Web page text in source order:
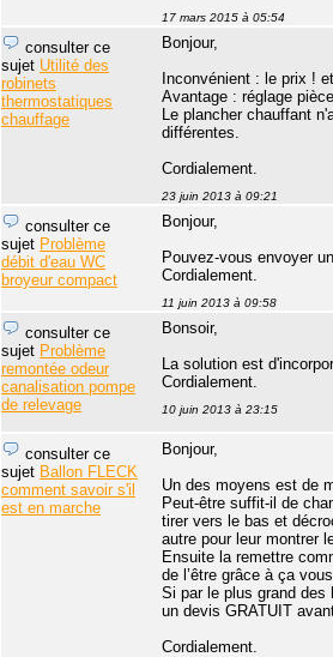
17 mars 2015 à 05:54
Bonjour,
Inconvénient : le prix !
Avantage : réglage
Le plancher chauffant
différentes.
Cordialement.
23 juin 2013 à 09:21
consulter ce
sujet Utilité des
robinets
thermostatiques
chauffage
Bonjour,
Pouvez-vous envoyer
Cordialement.
11 juin 2013 à 09:58
consulter ce
sujet Problème
débit d'eau WC
broyeur compact
Bonsoir,
La solution est
Cordialement.
10 juin 2013 à 23:15
consulter ce
sujet Problème
remontée odeur
canalisation pompe
de relevage
Bonjour,
Un des moyens est de
Peut-être suffit-il de
tirer vers le bas et
autre pour leur montrer
Ensuite la remettre
de l’être grâce à ça
Si par le plus grand
un devis GRATUIT
Cordialement.
consulter ce
sujet Ballon FLECK
comment savoir s'il
est en marche